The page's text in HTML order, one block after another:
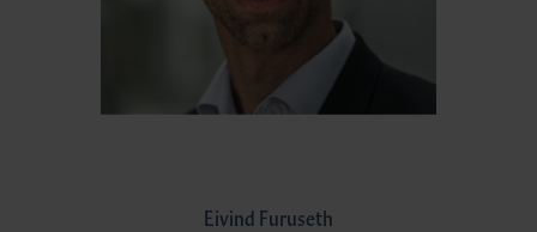
Eivind Furuseth